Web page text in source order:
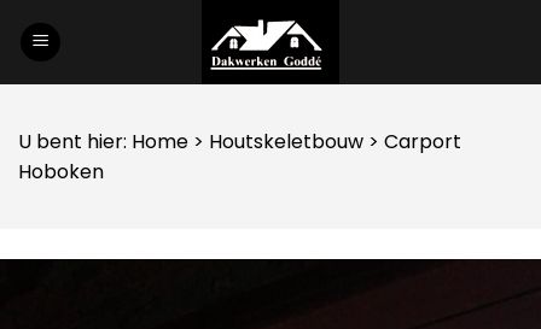
U bent hier: Home > Houtskeletbouw > Carport
Hoboken